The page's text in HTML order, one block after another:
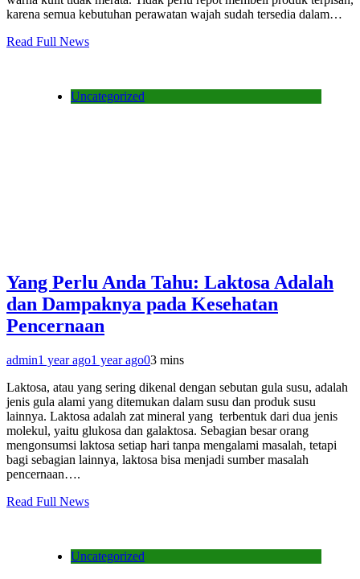
karena semua kebutuhan perawatan wajah sudah tersedia dalam…
Read Full News
Uncategorized
Yang Perlu Anda Tahu: Laktosa Adalah
dan Dampaknya pada Kesehatan
Pencernaan
admin1 year ago1 year ago03 mins
Laktosa, atau yang sering dikenal dengan sebutan gula susu, adalah
jenis gula alami yang ditemukan dalam susu dan produk susu
lainnya. Laktosa adalah zat mineral yang terbentuk dari dua jenis
molekul, yaitu glukosa dan galaktosa. Sebagian besar orang
mengonsumsi laktosa setiap hari tanpa mengalami masalah, tetapi
bagi sebagian lainnya, laktosa bisa menjadi sumber masalah
pencernaan….
Read Full News
Uncategorized